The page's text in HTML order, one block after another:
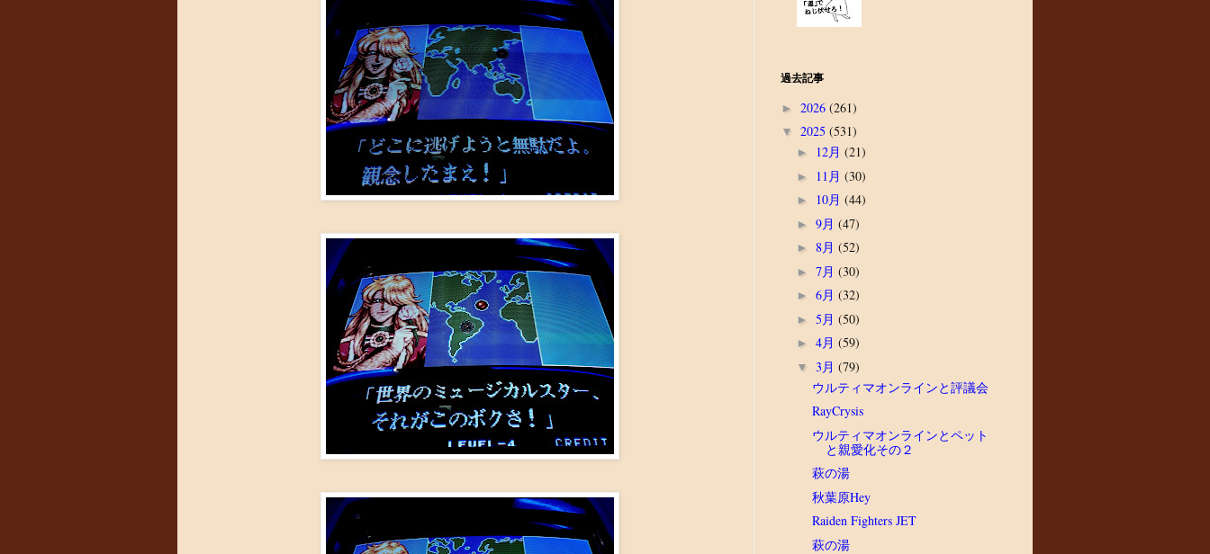
過去記事
► 2026 (261)
▼ 2025 (531)
► 12月 (21)
► 11月 (30)
► 10月 (44)
► 9月 (47)
► 8月 (52)
► 7月 (30)
► 6月 (32)
► 5月 (50)
► 4月 (59)
▼ 3月 (79)
ウルティマオンラインと評議会
RayCrysis
ウルティマオンラインとペット
と親愛化その２
萩の湯
秋葉原Hey
Raiden Fighters JET
萩の湯